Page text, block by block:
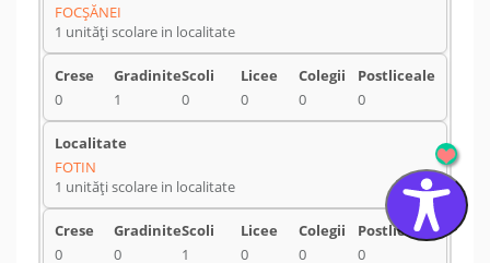
FOCŞĂNEI
1 unități scolare in localitate
0 1 0 0 0 0
FOTIN
1 unități scolare in localitate
0 0 1 0 0 0